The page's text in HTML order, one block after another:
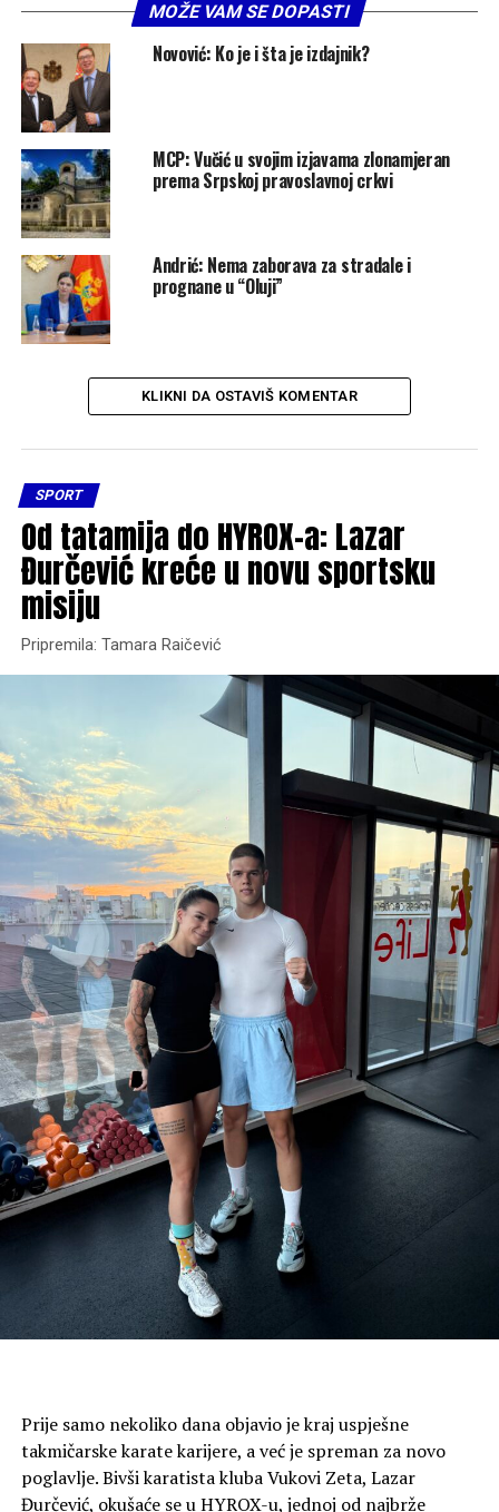
MOŽE VAM SE DOPASTI
Novović: Ko je i šta je izdajnik?
MCP: Vučić u svojim izjavama zlonamjeran
prema Srpskoj pravoslavnoj crkvi
Andrić: Nema zaborava za stradale i
prognane u “Oluji”
KLIKNI DA OSTAVIŠ KOMENTAR
SPORT
Od tatamija do HYROX-a: Lazar
Đurčević kreće u novu sportsku
misiju
Pripremila: Tamara Raičević
Prije samo nekoliko dana objavio je kraj uspješne
takmičarske karate karijere, a već je spreman za novo
poglavlje. Bivši karatista kluba Vukovi Zeta, Lazar
Đurčević, okušaće se u HYROX-u, jednoj od najbrže